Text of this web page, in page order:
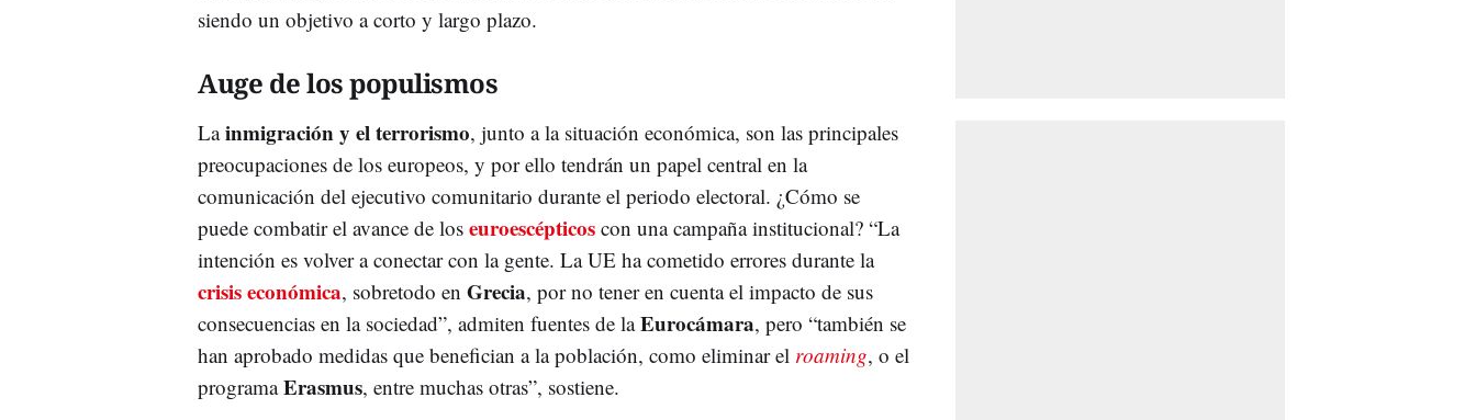
siendo un objetivo a corto y largo plazo.
Auge de los populismos
Lainmigración y el terrorismo, junto a la situación económica, son las principales
preocupaciones de los europeos, y por ello tendrán un papel central en la
comunicación del ejecutivo comunitario durante el periodo electoral. ¿Cómo se
puede combatir el avance de los euroescépticos con una campaña institucional? “La
intención es volver a conectar con la gente. La UE ha cometido errores durante la
crisis económica, sobretodo en Grecia, por no tener en cuenta el impacto de sus
consecuencias en la sociedad”, admiten fuentes de laEurocámara, pero “también se
han aprobado medidas que benefician a la población, como eliminar el roaming, o el
programaErasmus, entre muchas otras”, sostiene.